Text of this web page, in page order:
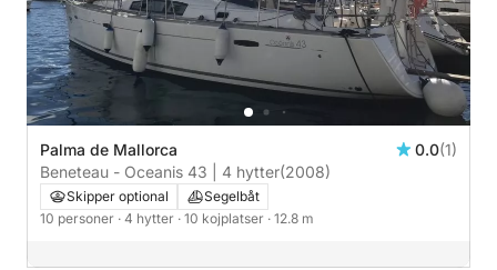
Palma de Mallorca 0.0(1)
Beneteau - Oceanis 43 | 4 hytter(2008)
Skipper optional
Segelbåt
10 personer · 4 hytter · 10 kojplatser · 12.8 m